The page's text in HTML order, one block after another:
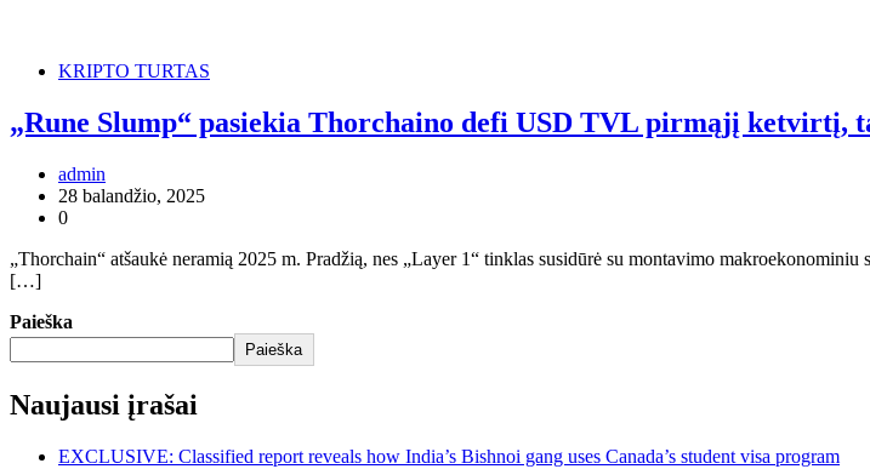
KRIPTO TURTAS
„Rune Slump“ pasiekia Thorchaino defi USD TVL pirmąjį ketvirtį,
admin
28 balandžio, 2025
0
„Thorchain“ atšaukė neramią 2025 m. Pradžią, nes „Layer 1“ tinklas susidūrė su montavimo
[…]
Paieška
Paieška
Naujausi įrašai
EXCLUSIVE: Classified report reveals how India’s Bishnoi gang uses Canada’s student visa program